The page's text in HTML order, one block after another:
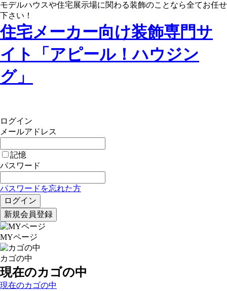
モデルハウスや住宅展示場に関わる装飾のことなら全てお任せ
下さい！
住宅メーカー向け装飾専門サ
イト「アピール！ハウジン
グ」
ログイン
メールアドレス
記憶
パスワード
パスワードを忘れた方
MYページ
カゴの中
現在のカゴの中
現在のカゴの中